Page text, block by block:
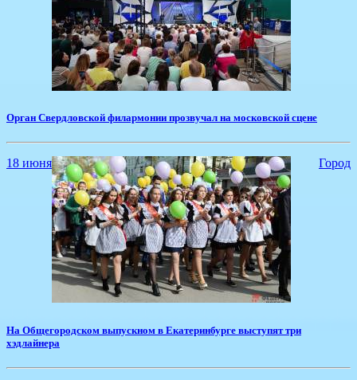
​Орган Свердловской филармонии прозвучал на московской сцене
18 июня Город
​На Общегородском выпускном в Екатеринбурге выступят три
хэдлайнера